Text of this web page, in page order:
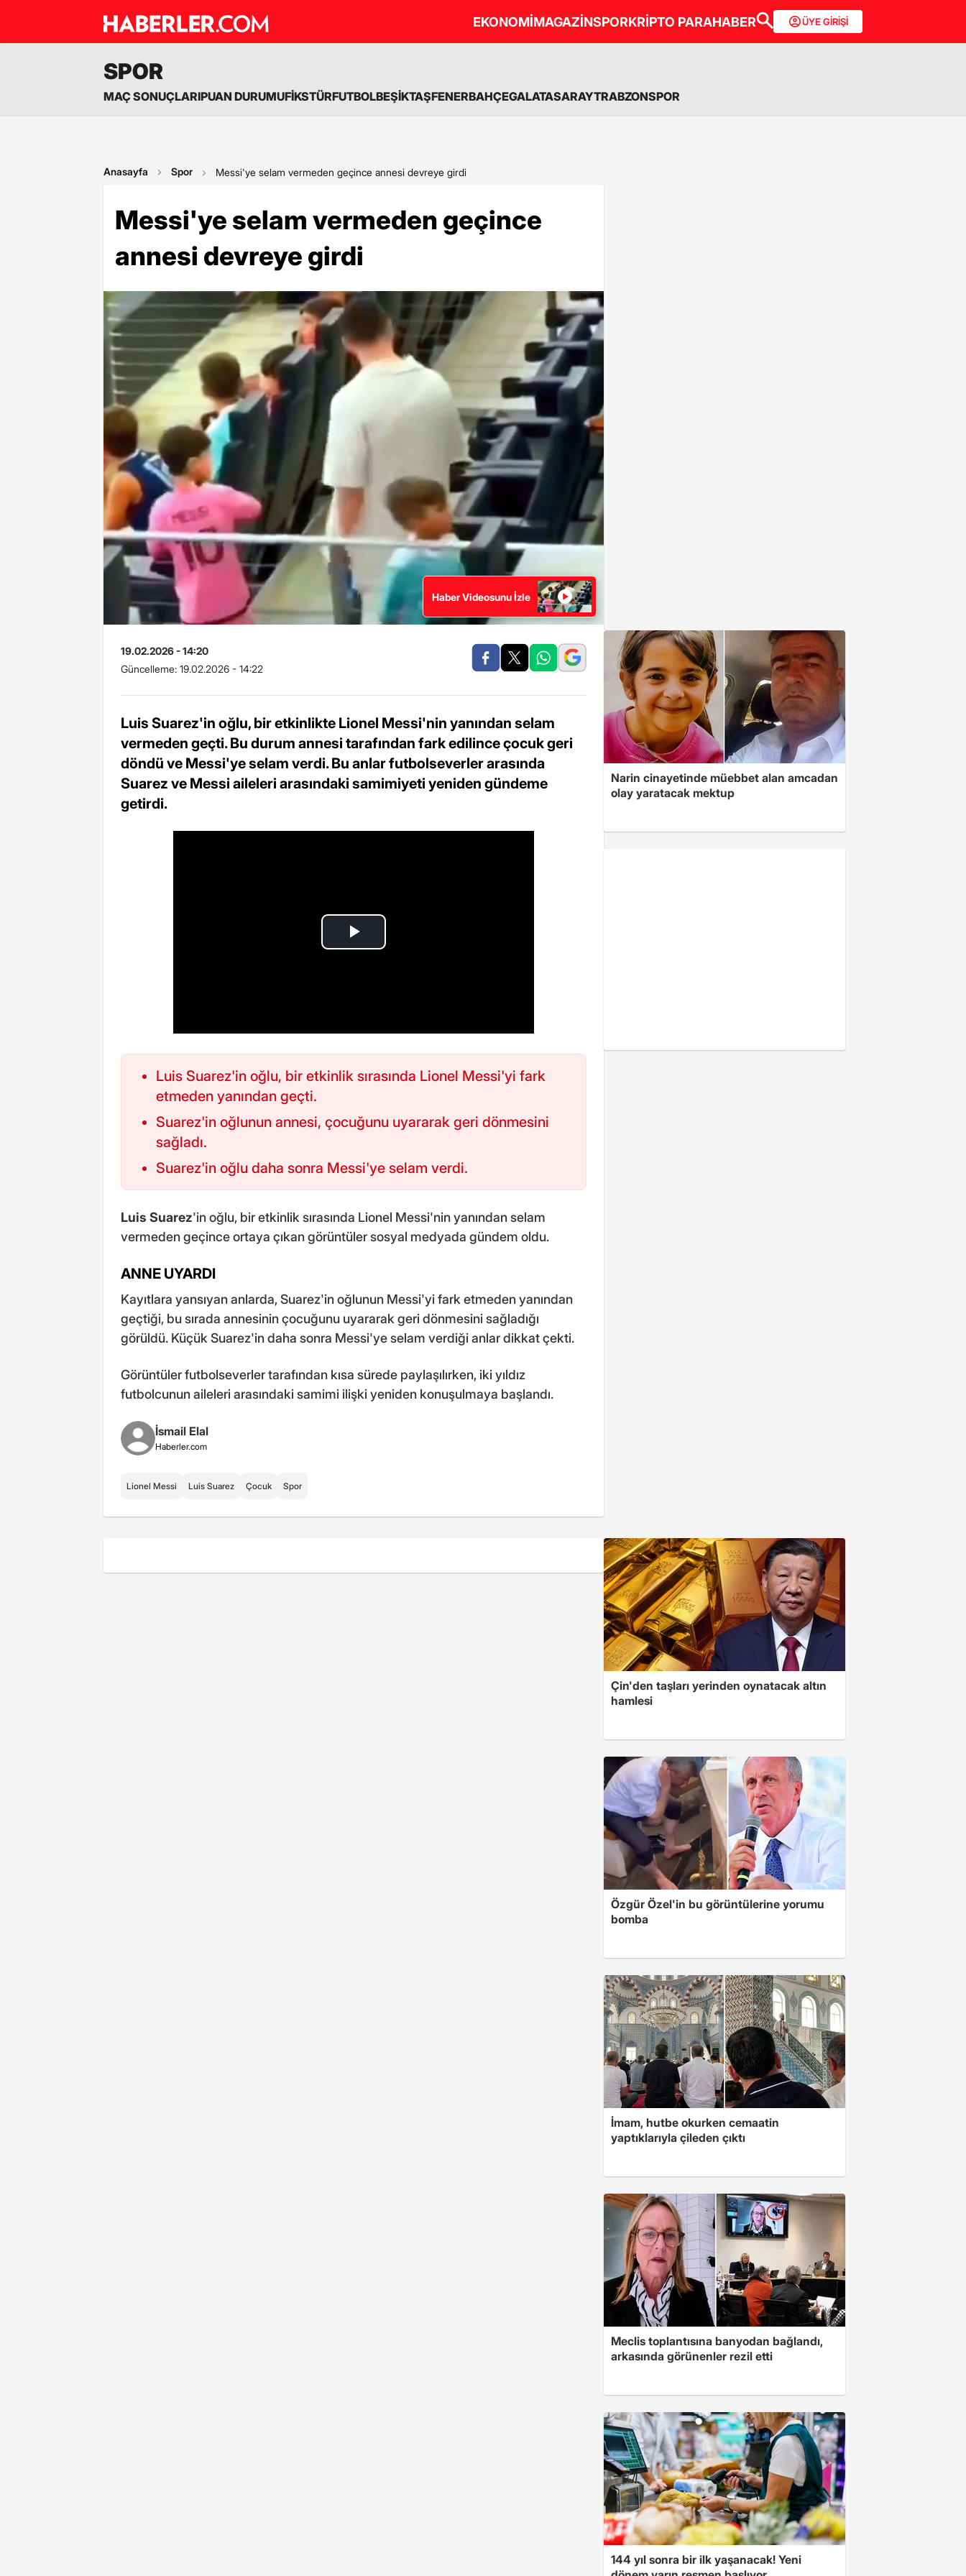
EKONOMİMAGAZİNSPORKRİPTO PARAHABER ÜYE GİRİŞİ
SPOR
MAÇ SONUÇLARIPUAN DURUMUFİKSTÜRFUTBOLBEŞİKTAŞFENERBAHÇEGALATASARAYTRABZONSPOR
Anasayfa Spor Messi'ye selam vermeden geçince annesi devreye girdi
Messi'ye selam vermeden geçince
annesi devreye girdi
Haber Videosunu İzle
19.02.2026 - 14:20
Güncelleme: 19.02.2026 - 14:22
Luis Suarez'in oğlu, bir etkinlikte Lionel Messi'nin yanından selam
vermeden geçti. Bu durum annesi tarafından fark edilince çocuk geri
döndü ve Messi'ye selam verdi. Bu anlar futbolseverler arasında
Suarez ve Messi aileleri arasındaki samimiyeti yeniden gündeme
getirdi.
Luis Suarez'in oğlu, bir etkinlik sırasında Lionel Messi'yi fark
etmeden yanından geçti.
Suarez'in oğlunun annesi, çocuğunu uyararak geri dönmesini
sağladı.
Suarez'in oğlu daha sonra Messi'ye selam verdi.
Luis Suarez'in oğlu, bir etkinlik sırasında Lionel Messi'nin yanından selam
vermeden geçince ortaya çıkan görüntüler sosyal medyada gündem oldu.
ANNE UYARDI
Kayıtlara yansıyan anlarda, Suarez'in oğlunun Messi'yi fark etmeden yanından
geçtiği, bu sırada annesinin çocuğunu uyararak geri dönmesini sağladığı
görüldü. Küçük Suarez'in daha sonra Messi'ye selam verdiği anlar dikkat çekti.
Görüntüler futbolseverler tarafından kısa sürede paylaşılırken, iki yıldız
futbolcunun aileleri arasındaki samimi ilişki yeniden konuşulmaya başlandı.
İsmail Elal
Haberler.com
Lionel Messi Luis Suarez Çocuk Spor
Narin cinayetinde müebbet alan amcadan
olay yaratacak mektup
Çin'den taşları yerinden oynatacak altın
hamlesi
Özgür Özel'in bu görüntülerine yorumu
bomba
İmam, hutbe okurken cemaatin
yaptıklarıyla çileden çıktı
Meclis toplantısına banyodan bağlandı,
arkasında görünenler rezil etti
144 yıl sonra bir ilk yaşanacak! Yeni